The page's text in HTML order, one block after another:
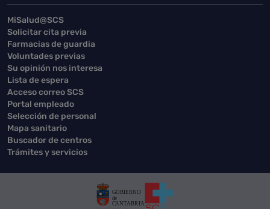
MiSalud@SCS
Solicitar cita previa
Farmacias de guardia
Voluntades previas
Su opinión nos interesa
Lista de espera
Acceso correo SCS
Portal empleado
Selección de personal
Mapa sanitario
Buscador de centros
Trámites y servicios